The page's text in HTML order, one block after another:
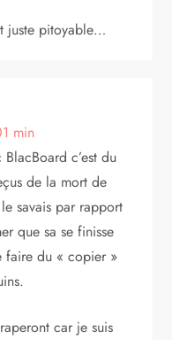
juste pitoyable…
min
c’est du
de la mort de
savais par rapport
que sa se finisse
faire du « copier »
car je suis